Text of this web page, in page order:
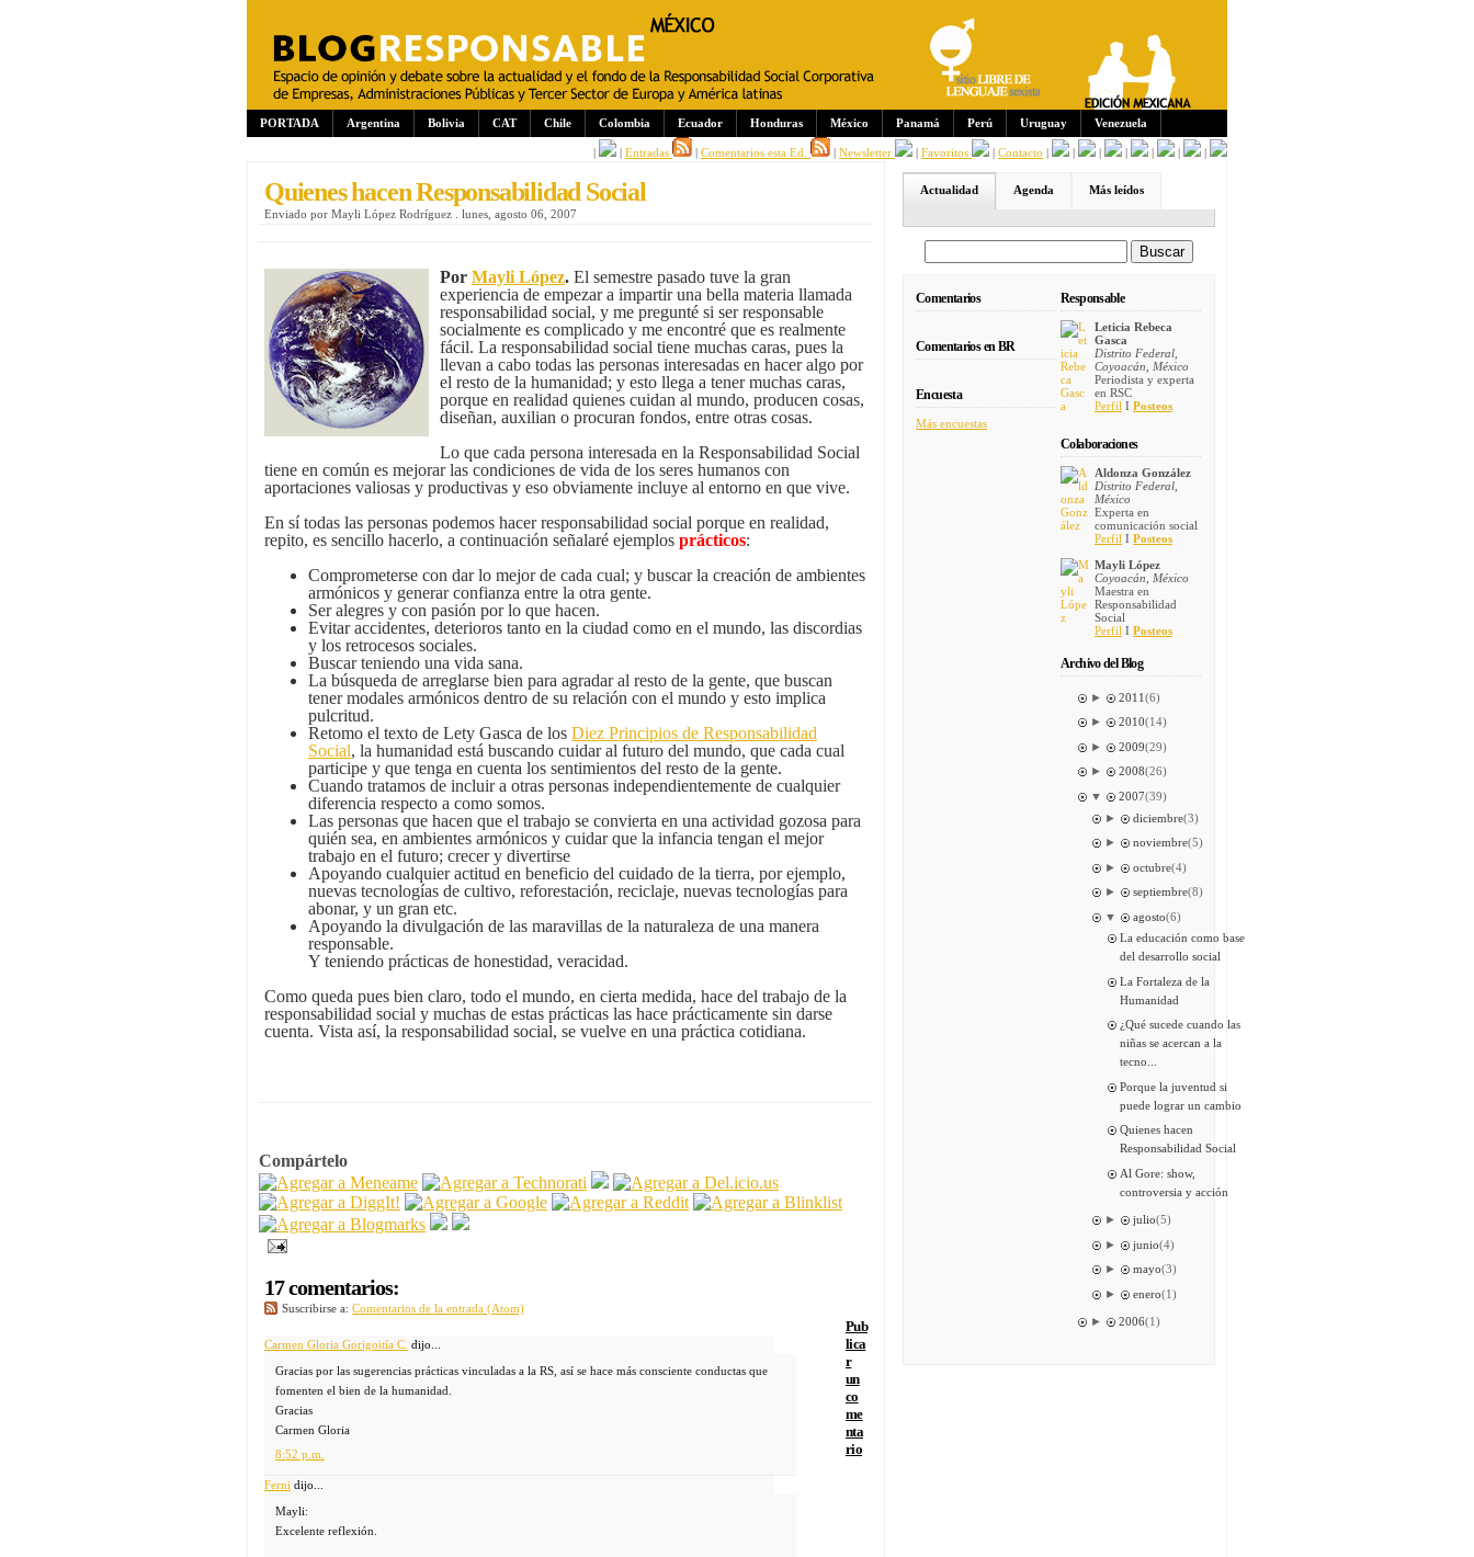
PORTADA Argentina Bolivia CAT Chile Colombia Ecuador Honduras México Panamá Perú Uruguay Venezuela
| | Entradas | Comentarios esta Ed. | Newsletter | Favoritos | Contacto | | | | | | |
Quienes hacen Responsabilidad Social
Enviado por Mayli López Rodríguez lunes, agosto 06, 2007
Por Mayli López. El semestre pasado tuve la gran
experiencia de empezar a impartir una bella materia llamada
responsabilidad social, y me pregunté si ser responsable
socialmente es complicado y me encontré que es realmente
fácil. La responsabilidad social tiene muchas caras, pues la
llevan a cabo todas las personas interesadas en hacer algo por
el resto de la humanidad; y esto llega a tener muchas caras,
porque en realidad quienes cuidan al mundo, producen cosas,
diseñan, auxilian o procuran fondos, entre otras cosas.
Lo que cada persona interesada en la Responsabilidad Social
tiene en común es mejorar las condiciones de vida de los seres humanos con
aportaciones valiosas y productivas y eso obviamente incluye al entorno en que vive.
En sí todas las personas podemos hacer responsabilidad social porque en realidad,
repito, es sencillo hacerlo, a continuación señalaré ejemplos prácticos:
Comprometerse con dar lo mejor de cada cual; y buscar la creación de ambientes
armónicos y generar confianza entre la otra gente.
Ser alegres y con pasión por lo que hacen.
Evitar accidentes, deterioros tanto en la ciudad como en el mundo, las discordias
y los retrocesos sociales.
Buscar teniendo una vida sana.
La búsqueda de arreglarse bien para agradar al resto de la gente, que buscan
tener modales armónicos dentro de su relación con el mundo y esto implica
pulcritud.
Retomo el texto de Lety Gasca de los Diez Principios de Responsabilidad
Social, la humanidad está buscando cuidar al futuro del mundo, que cada cual
participe y que tenga en cuenta los sentimientos del resto de la gente.
Cuando tratamos de incluir a otras personas independientemente de cualquier
diferencia respecto a como somos.
Las personas que hacen que el trabajo se convierta en una actividad gozosa para
quién sea, en ambientes armónicos y cuidar que la infancia tengan el mejor
trabajo en el futuro; crecer y divertirse
Apoyando cualquier actitud en beneficio del cuidado de la tierra, por ejemplo,
nuevas tecnologías de cultivo, reforestación, reciclaje, nuevas tecnologías para
abonar, y un gran etc.
Apoyando la divulgación de las maravillas de la naturaleza de una manera
responsable.
Y teniendo prácticas de honestidad, veracidad.
Como queda pues bien claro, todo el mundo, en cierta medida, hace del trabajo de la
responsabilidad social y muchas de estas prácticas las hace prácticamente sin darse
cuenta. Vista así, la responsabilidad social, se vuelve en una práctica cotidiana.
Compártelo
17 comentarios:
Suscribirse a: Comentarios de la entrada (Atom)
Carmen Gloria Gorigoitía C. dijo...
Gracias por las sugerencias prácticas vinculadas a la RS, así se hace más consciente conductas que
fomenten el bien de la humanidad.
Gracias
Carmen Gloria
8:52 p.m.
Ferni dijo...
Mayli:
Excelente reflexión.
Pub
lica
r
un
co
me
nta
rio
Actualidad Agenda Más leídos
Comentarios
Comentarios en BR
Encuesta
Más encuestas
Responsable
Leticia Rebeca
Gasca
Distrito Federal,
Coyoacán, México
Periodista y experta
en RSC
Perfil I Posteos
Colaboraciones
Aldonza González
Distrito Federal,
México
Experta en
comunicación social
Perfil I Posteos
Mayli López
Coyoacán, México
Maestra en
Responsabilidad
Social
Perfil I Posteos
Archivo del Blog
► 2011(6)
►
2010(14)
►
2009(29)
►
2008(26)
▼
2007(39)
►
diciembre(3)
►
noviembre(5)
►
octubre(4)
►
septiembre(8)
▼
agosto(6)
La educación como base
del desarrollo social
La Fortaleza de la
Humanidad
¿Qué sucede cuando las
niñas se acercan a la
tecno...
Porque la juventud si
puede lograr un cambio
Quienes hacen
Responsabilidad Social
Al Gore: show,
controversia y acción
► julio(5)
►
junio(4)
►
mayo(3)
►
enero(1)
► 2006(1)